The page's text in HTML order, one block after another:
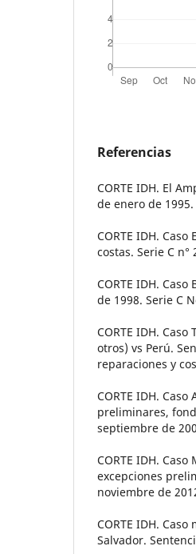
Referencias
CORTE IDH. El
de enero de 1995.
CORTE IDH.
costas. Serie C
CORTE IDH.
de 1998. Serie C
CORTE IDH.
otros) vs Perú.
reparaciones y
CORTE IDH.
preliminares,
septiembre de
CORTE IDH.
excepciones
noviembre de
CORTE IDH.
Salvador.